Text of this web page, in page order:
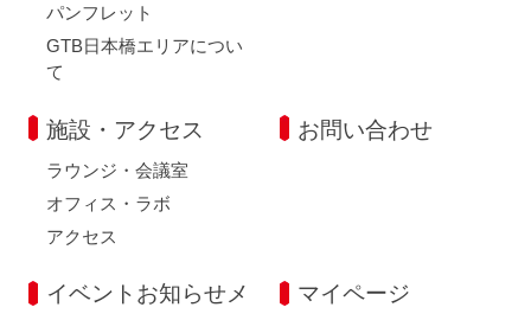
パンフレット
GTB日本橋エリアについ
て
施設・アクセス
ラウンジ・会議室
オフィス・ラボ
アクセス
お問い合わせ
イベントお知らせメ
マイページ